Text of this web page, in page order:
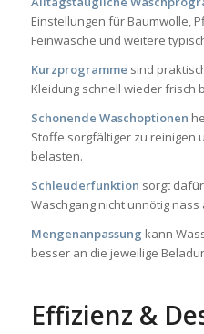
Einstellungen für Baumwolle,
Feinwäsche und weitere
Kurzprogramme sind
Kleidung schnell wieder frisch
Schonende Waschoptionen
Stoffe sorgfältiger zu reinigen
belasten.
Schleuderfunktion sorgt
Waschgang nicht unnötig nass
Mengenanpassung kann
besser an die jeweilige
Effizienz &